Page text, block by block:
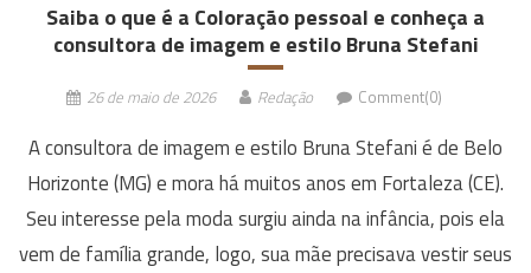
Saiba o que é a Coloração pessoal e conheça a
consultora de imagem e estilo Bruna Stefani
26 de maio de 2026 Redação Comment(0)
A consultora de imagem e estilo Bruna Stefani é de Belo
Horizonte (MG) e mora há muitos anos em Fortaleza (CE).
Seu interesse pela moda surgiu ainda na infância, pois ela
vem de família grande, logo, sua mãe precisava vestir seus